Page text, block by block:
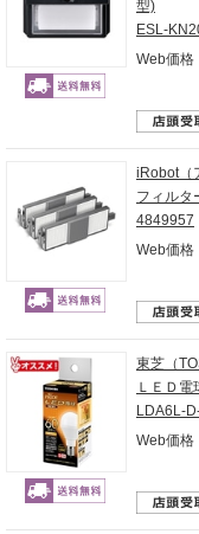
型)
ESL-
Web価格
iRobot（
フィルタ
4849957
Web価格
東芝（
ＬＥＤ電
LDA6L-
Web価格